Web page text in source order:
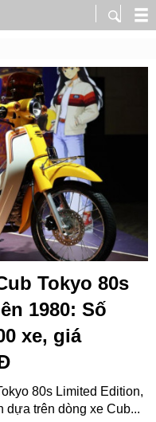
Tokyo 80s
1980: Số
xe, giá
80s Limited Edition,
trên dòng xe Cub...